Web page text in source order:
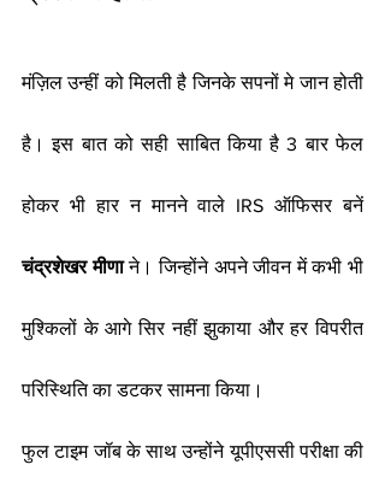
मंज़िल उन्हीं को मिलती है जिनके सपनों मे जान होती
है। इस बात को सही साबित किया है 3 बार फेल
होकर भी हार न मानने वाले IRS ऑफिसर बनें
चंद्रशेखर मीणा ने। जिन्होंने अपने जीवन में कभी भी
मुश्किलों के आगे सिर नहीं झुकाया और हर विपरीत
परिस्थिति का डटकर सामना किया।
फुल टाइम जॉब के साथ उन्होंने यूपीएससी परीक्षा की